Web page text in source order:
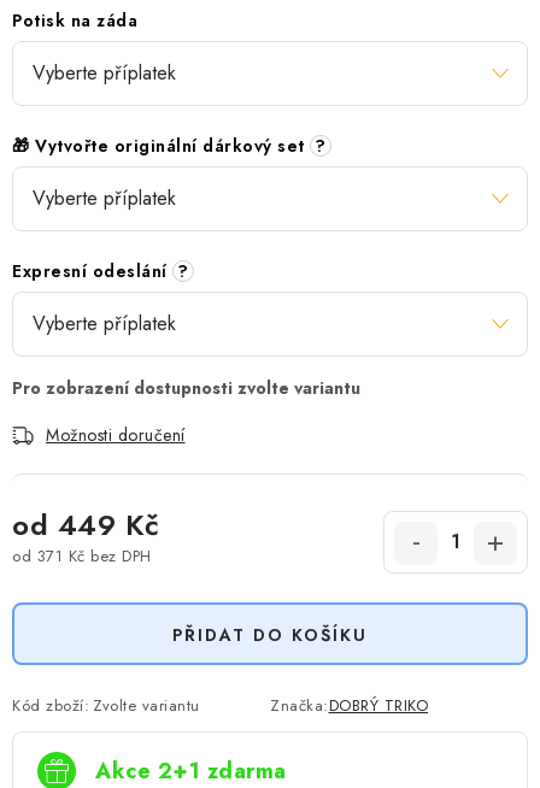
Potisk na záda
🎁 Vytvořte originální dárkový set ?
Expresní odeslání ?
Možnosti doručení
od 449 Kč
od 371 Kč bez DPH
PŘIDAT DO KOŠÍKU
Kód zboží: Zvolte variantu Značka:DOBRÝ TRIKO
Akce 2+1 zdarma